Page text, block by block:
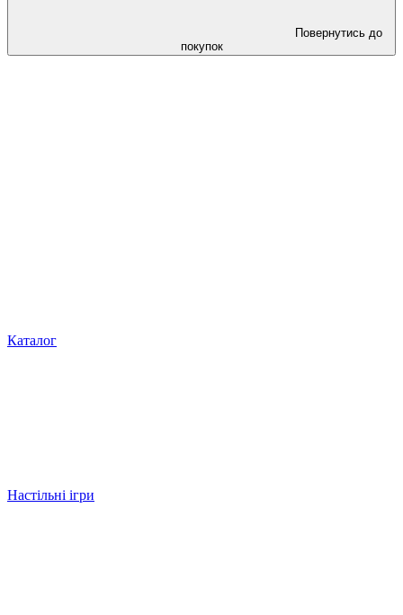
Повернутись до
покупок
Каталог
Настільні ігри